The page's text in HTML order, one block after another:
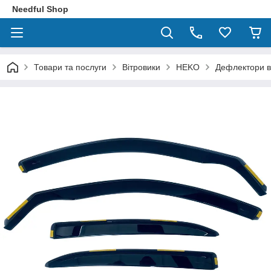
Needful Shop
Товари та послуги Вітровики HEKO Дефлектори